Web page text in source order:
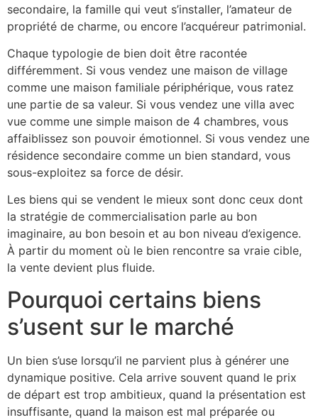
secondaire, la famille qui veut s’installer, l’amateur de
propriété de charme, ou encore l’acquéreur patrimonial.
Chaque typologie de bien doit être racontée
différemment. Si vous vendez une maison de village
comme une maison familiale périphérique, vous ratez
une partie de sa valeur. Si vous vendez une villa avec
vue comme une simple maison de 4 chambres, vous
affaiblissez son pouvoir émotionnel. Si vous vendez une
résidence secondaire comme un bien standard, vous
sous-exploitez sa force de désir.
Les biens qui se vendent le mieux sont donc ceux dont
la stratégie de commercialisation parle au bon
imaginaire, au bon besoin et au bon niveau d’exigence.
À partir du moment où le bien rencontre sa vraie cible,
la vente devient plus fluide.
Pourquoi certains biens
s’usent sur le marché
Un bien s’use lorsqu’il ne parvient plus à générer une
dynamique positive. Cela arrive souvent quand le prix
de départ est trop ambitieux, quand la présentation est
insuffisante, quand la maison est mal préparée ou